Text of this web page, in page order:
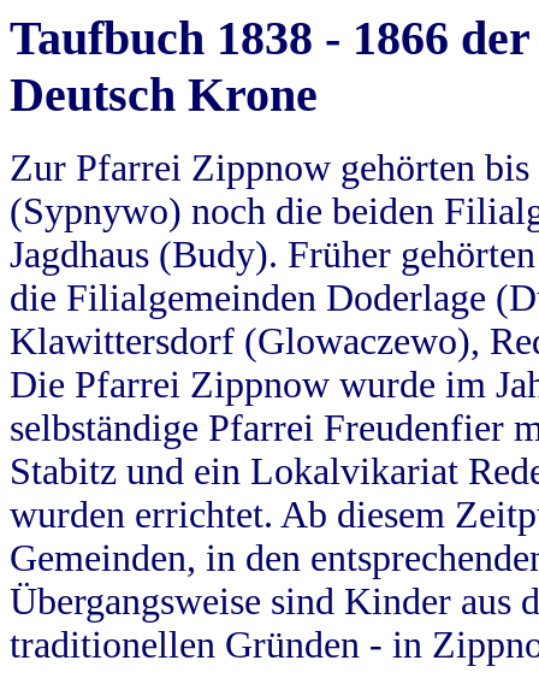
Taufbuch 1838 - 1866
Deutsch Krone
Zur Pfarrei Zippnow gehörten
(Sypnywo) noch die beiden
Jagdhaus (Budy). Früher
die Filialgemeinden Doderlage
Klawittersdorf (Glowaczewo),
Die Pfarrei Zippnow wurde im
selbständige Pfarrei Freudenfier
Stabitz und ein Lokalvikariat
wurden errichtet. Ab diesem
Gemeinden, in den
Übergangsweise sind Kinder aus
traditionellen Gründen - in